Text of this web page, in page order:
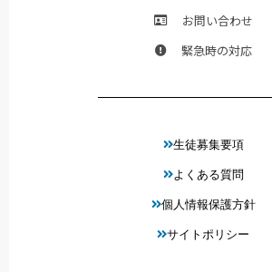
お問い合わせ
緊急時の対応
生徒募集要項
よくある質問
個人情報保護方針
サイトポリシー